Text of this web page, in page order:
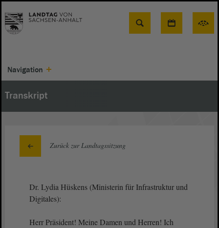
Suche
Navigation
Transkript
Zurück zur Landtagssitzung
Dr. Lydia Hüskens (Ministerin für Infrastruktur und
Digitales):
Herr Präsident! Meine Damen und Herren! Ich